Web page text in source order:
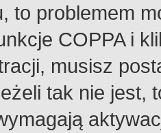
to problemem
COPPA i
musisz
tak nie jest,